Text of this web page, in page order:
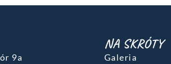
9a
NA SKRÓTY
Galeria